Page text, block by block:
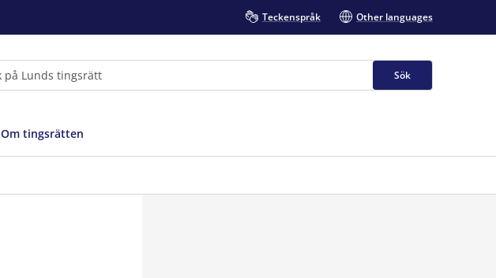
Teckenspråk Other languages
Sök
Om tingsrätten